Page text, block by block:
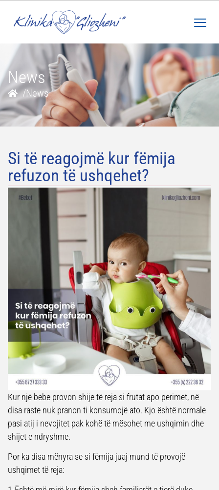
News
/News
Si të reagojmë kur fëmija
refuzon të ushqehet?
Kur një bebe provon shije të reja si frutat apo perimet, në
disa raste nuk pranon ti konsumojë ato. Kjo është normale
pasi atij i nevojitet pak kohë të mësohet me ushqimin dhe
shijet e ndryshme.
Por ka disa mënyra se si fëmija juaj mund të provojë
ushqimet të reja: